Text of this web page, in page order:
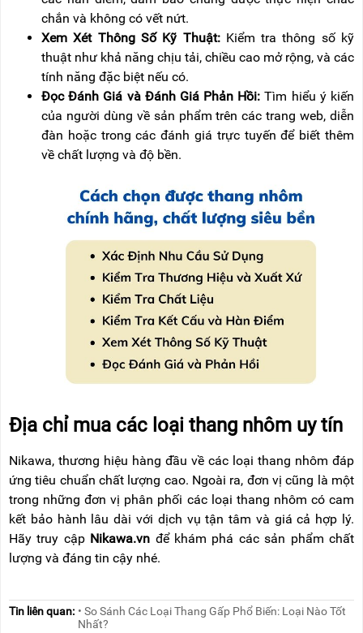
chắn và không có vết nứt.
Xem Xét Thông Số Kỹ Thuật: Kiểm tra thông số kỹ
thuật như khả năng chịu tải, chiều cao mở rộng, và các
tính năng đặc biệt nếu có.
Đọc Đánh Giá và Đánh Giá Phản Hồi:Tìm hiểu ý kiến
của người dùng về sản phẩm trên các trang web, diễn
đàn hoặc trong các đánh giá trực tuyến để biết thêm
về chất lượng và độ bền.
Địa chỉ mua các loại thang nhôm uy tín
Nikawa, thương hiệu hàng đầu về các loại thang nhôm đáp
ứng tiêu chuẩn chất lượng cao. Ngoài ra, đơn vị cũng là một
trong những đơn vị phân phối các loại thang nhôm có cam
kết bảo hành lâu dài với dịch vụ tận tâm và giá cả hợp lý.
Hãy truy cập Nikawa.vn để khám phá các sản phẩm chất
lượng và đáng tin cậy nhé.
Tin liên quan: • So Sánh Các Loại Thang Gấp Phổ Biến: Loại Nào Tốt
Nhất?